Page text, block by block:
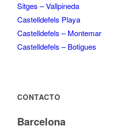
Sitges – Vallpineda
Castelldefels Playa
Castelldefels – Montemar
Castelldefels – Botigues
CONTACTO
Barcelona